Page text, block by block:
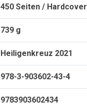
450 Seiten / Hardcover
739 g
Heiligenkreuz 2021
978-3-903602-43-4
9783903602434